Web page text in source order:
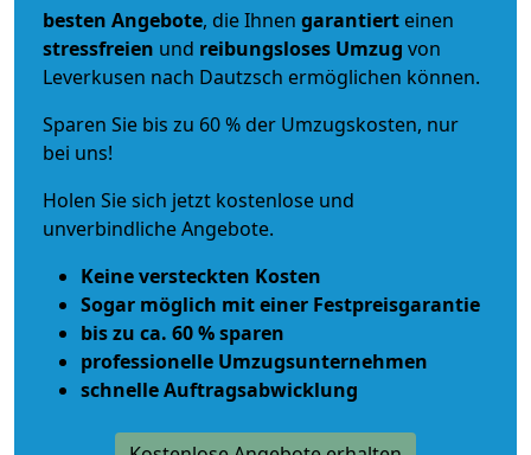
besten Angebote, die Ihnen garantiert einen
stressfreien und reibungsloses Umzug von
Leverkusen nach Dautzsch ermöglichen können.
Sparen Sie bis zu 60 % der Umzugskosten, nur
bei uns!
Holen Sie sich jetzt kostenlose und
unverbindliche Angebote.
Keine versteckten Kosten
Sogar möglich mit einer Festpreisgarantie
bis zu ca. 60 % sparen
professionelle Umzugsunternehmen
schnelle Auftragsabwicklung